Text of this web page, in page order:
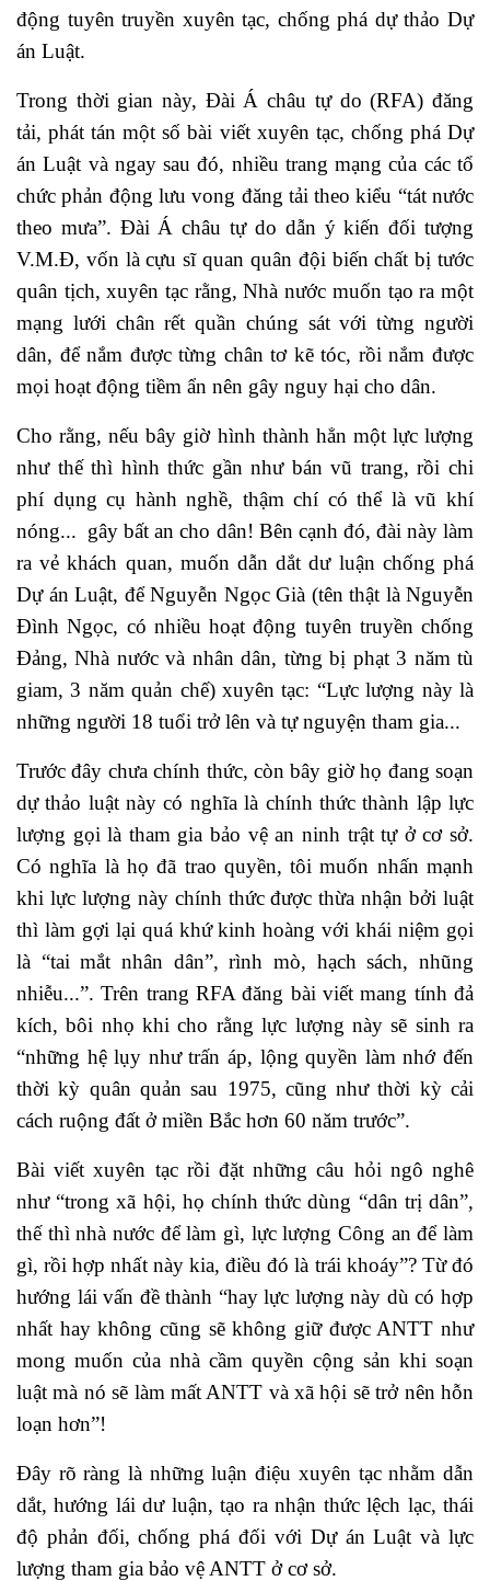
động tuyên truyền xuyên tạc, chống phá dự thảo Dự
án Luật.
Trong thời gian này, Đài Á châu tự do (RFA) đăng
tải, phát tán một số bài viết xuyên tạc, chống phá Dự
án Luật và ngay sau đó, nhiều trang mạng của các tổ
chức phản động lưu vong đăng tải theo kiểu “tát nước
theo mưa”. Đài Á châu tự do dẫn ý kiến đối tượng
V.M.Đ, vốn là cựu sĩ quan quân đội biến chất bị tước
quân tịch, xuyên tạc rằng, Nhà nước muốn tạo ra một
mạng lưới chân rết quần chúng sát với từng người
dân, để nắm được từng chân tơ kẽ tóc, rồi nắm được
mọi hoạt động tiềm ẩn nên gây nguy hại cho dân.
Cho rằng, nếu bây giờ hình thành hẳn một lực lượng
như thế thì hình thức gần như bán vũ trang, rồi chi
phí dụng cụ hành nghề, thậm chí có thể là vũ khí
nóng... gây bất an cho dân! Bên cạnh đó, đài này làm
ra vẻ khách quan, muốn dẫn dắt dư luận chống phá
Dự án Luật, để Nguyễn Ngọc Già (tên thật là Nguyễn
Đình Ngọc, có nhiều hoạt động tuyên truyền chống
Đảng, Nhà nước và nhân dân, từng bị phạt 3 năm tù
giam, 3 năm quản chế) xuyên tạc: “Lực lượng này là
những người 18 tuổi trở lên và tự nguyện tham gia...
Trước đây chưa chính thức, còn bây giờ họ đang soạn
dự thảo luật này có nghĩa là chính thức thành lập lực
lượng gọi là tham gia bảo vệ an ninh trật tự ở cơ sở.
Có nghĩa là họ đã trao quyền, tôi muốn nhấn mạnh
khi lực lượng này chính thức được thừa nhận bởi luật
thì làm gợi lại quá khứ kinh hoàng với khái niệm gọi
là “tai mắt nhân dân”, rình mò, hạch sách, nhũng
nhiễu...”. Trên trang RFA đăng bài viết mang tính đả
kích, bôi nhọ khi cho rằng lực lượng này sẽ sinh ra
“những hệ lụy như trấn áp, lộng quyền làm nhớ đến
thời kỳ quân quản sau 1975, cũng như thời kỳ cải
cách ruộng đất ở miền Bắc hơn 60 năm trước”.
Bài viết xuyên tạc rồi đặt những câu hỏi ngô nghê
như “trong xã hội, họ chính thức dùng “dân trị dân”,
thế thì nhà nước để làm gì, lực lượng Công an để làm
gì, rồi hợp nhất này kia, điều đó là trái khoáy”? Từ đó
hướng lái vấn đề thành “hay lực lượng này dù có hợp
nhất hay không cũng sẽ không giữ được ANTT như
mong muốn của nhà cầm quyền cộng sản khi soạn
luật mà nó sẽ làm mất ANTT và xã hội sẽ trở nên hỗn
loạn hơn”!
Đây rõ ràng là những luận điệu xuyên tạc nhằm dẫn
dắt, hướng lái dư luận, tạo ra nhận thức lệch lạc, thái
độ phản đối, chống phá đối với Dự án Luật và lực
lượng tham gia bảo vệ ANTT ở cơ sở.